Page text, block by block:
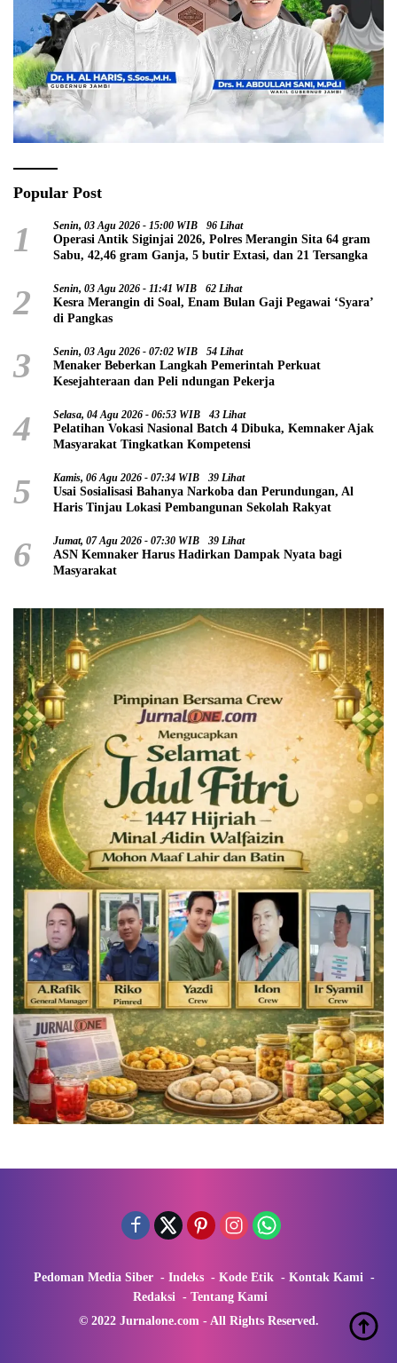
Popular Post
1 Senin, 03 Agu 2026 - 15:00 WIB 96 Lihat
Operasi Antik Siginjai 2026, Polres Merangin Sita 64 gram
Sabu, 42,46 gram Ganja, 5 butir Extasi, dan 21 Tersangka
2 Senin, 03 Agu 2026 - 11:41 WIB 62 Lihat
Kesra Merangin di Soal, Enam Bulan Gaji Pegawai ‘Syara’
di Pangkas
3 Senin, 03 Agu 2026 - 07:02 WIB 54 Lihat
Menaker Beberkan Langkah Pemerintah Perkuat
Kesejahteraan dan Peli ndungan Pekerja
4 Selasa, 04 Agu 2026 - 06:53 WIB 43 Lihat
Pelatihan Vokasi Nasional Batch 4 Dibuka, Kemnaker Ajak
Masyarakat Tingkatkan Kompetensi
5 Kamis, 06 Agu 2026 - 07:34 WIB 39 Lihat
Usai Sosialisasi Bahanya Narkoba dan Perundungan, Al
Haris Tinjau Lokasi Pembangunan Sekolah Rakyat
6 Jumat, 07 Agu 2026 - 07:30 WIB 39 Lihat
ASN Kemnaker Harus Hadirkan Dampak Nyata bagi
Masyarakat
Pedoman Media Siber Indeks Kode Etik
Kontak Kami
Redaksi
Tentang Kami
© 2022 Jurnalone.com - All Rights Reserved.